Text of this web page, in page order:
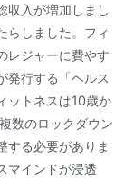
収入が増加しまし
らしました。フィ
レジャーに費やす
発行する「ヘルス
ットネスは10歳か
数のロックダウン
する必要がありま
マインドが浸透